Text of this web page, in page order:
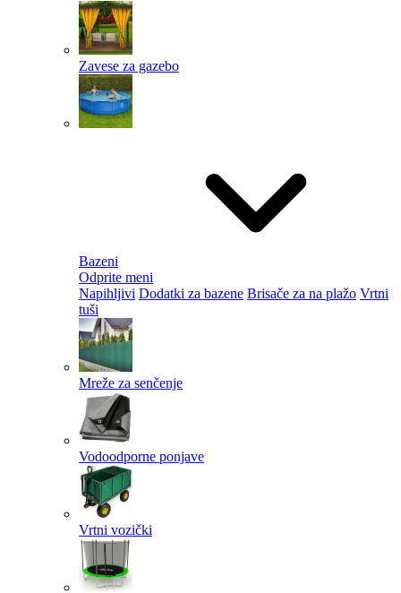
Zavese za gazebo
Bazeni
Odprite meni
Napihljivi Dodatki za bazene Brisače za na plažo Vrtni
tuši
Mreže za senčenje
Vodoodporne ponjave
Vrtni vozički